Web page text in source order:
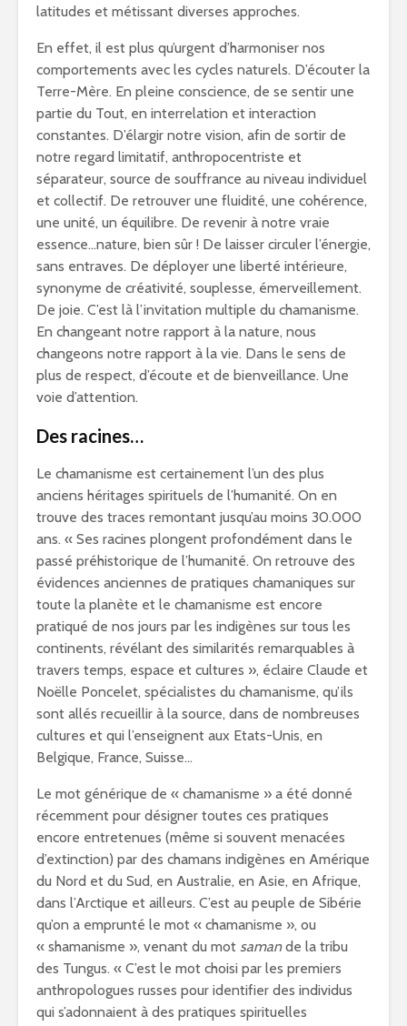
latitudes et métissant diverses approches.
En effet, il est plus qu’urgent d’harmoniser nos
comportements avec les cycles naturels. D’écouter la
Terre-Mère. En pleine conscience, de se sentir une
partie du Tout, en interrelation et interaction
constantes. D’élargir notre vision, afin de sortir de
notre regard limitatif, anthropocentriste et
séparateur, source de souffrance au niveau individuel
et collectif. De retrouver une fluidité, une cohérence,
une unité, un équilibre. De revenir à notre vraie
essence…nature, bien sûr ! De laisser circuler l’énergie,
sans entraves. De déployer une liberté intérieure,
synonyme de créativité, souplesse, émerveillement.
De joie. C’est là l’invitation multiple du chamanisme.
En changeant notre rapport à la nature, nous
changeons notre rapport à la vie. Dans le sens de
plus de respect, d’écoute et de bienveillance. Une
voie d’attention.
Des racines…
Le chamanisme est certainement l’un des plus
anciens héritages spirituels de l’humanité. On en
trouve des traces remontant jusqu’au moins 30.000
ans. « Ses racines plongent profondément dans le
passé préhistorique de l’humanité. On retrouve des
évidences anciennes de pratiques chamaniques sur
toute la planète et le chamanisme est encore
pratiqué de nos jours par les indigènes sur tous les
continents, révélant des similarités remarquables à
travers temps, espace et cultures », éclaire Claude et
Noëlle Poncelet, spécialistes du chamanisme, qu’ils
sont allés recueillir à la source, dans de nombreuses
cultures et qui l’enseignent aux Etats-Unis, en
Belgique, France, Suisse…
Le mot générique de « chamanisme » a été donné
récemment pour désigner toutes ces pratiques
encore entretenues (même si souvent menacées
d’extinction) par des chamans indigènes en Amérique
du Nord et du Sud, en Australie, en Asie, en Afrique,
dans l’Arctique et ailleurs. C’est au peuple de Sibérie
qu’on a emprunté le mot « chamanisme », ou
« shamanisme », venant du mot samande la tribu
des Tungus. « C’est le mot choisi par les premiers
anthropologues russes pour identifier des individus
qui s’adonnaient à des pratiques spirituelles